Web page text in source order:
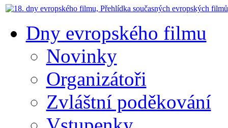
Dny evropského filmu
Novinky
Organizátoři
Zvláštní poděkování